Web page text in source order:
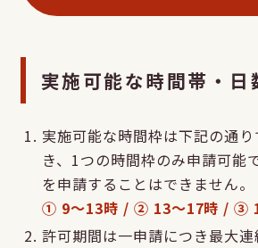
実施可能な時間帯・日
実施可能な時間枠は下記の通
き、1つの時間枠のみ申請可能
を申請することはできません。
① 9～13時 / ② 13～17時 / ③
許可期間は一申請につき最大